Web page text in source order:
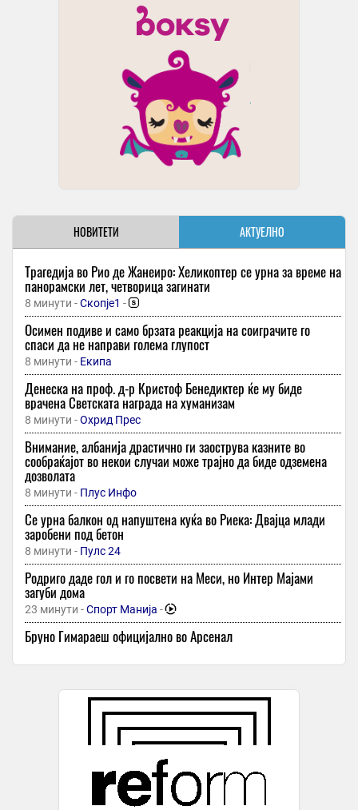
НОВИТЕТИ АКТУЕЛНО
Трагедија во Рио де Жанеиро: Хеликоптер се урна за време на
панорамски лет, четворица загинати
8 минути -Скопје1 -
Осимен подиве и само брзата реакција на соиграчите го
спаси да не направи голема глупост
8 минути - Екипа
Денеска на проф. д-р Кристоф Бенедиктер ќе му биде
врачена Светската награда на хуманизам
8 минути -Охрид Прес
Внимание, албанија драстично ги заострува казните во
сообраќајот во некои случаи може трајно да биде одземена
дозволата
8 минути - Плус Инфо
Се урна балкон од напуштена куќа во Риека: Двајца млади
заробени под бетон
8 минути - Пулс 24
Родриго даде гол и го посвети на Меси, но Интер Мајами
загуби дома
23 минути -Спорт Манија -
Бруно Гимараеш официјално во Арсенал
Охрид Прес
Курсна листа на НБРМ: Колку чини еврото денес?
Слободен Печат
Американски огномет влезе во Гинисовата книга на рекорди
Независен